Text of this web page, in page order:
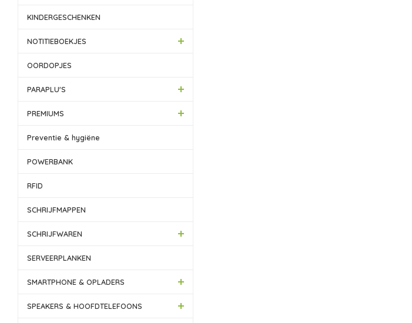
KINDERGESCHENKEN
NOTITIEBOEKJES
OORDOPJES
PARAPLU'S
PREMIUMS
Preventie & hygiëne
POWERBANK
RFID
SCHRIJFMAPPEN
SCHRIJFWAREN
SERVEERPLANKEN
SMARTPHONE & OPLADERS
SPEAKERS & HOOFDTELEFOONS